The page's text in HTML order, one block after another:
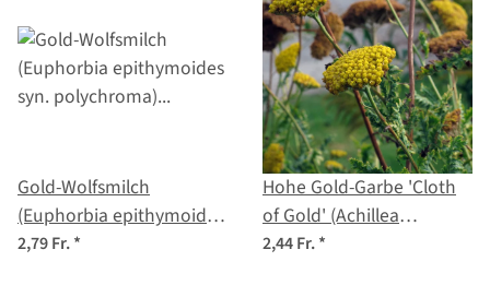
Gold-Wolfsmilch
(Euphorbia epithymoides
syn. polychroma) Samen
2,79 Fr.*
Hohe Gold-Garbe 'Cloth
of Gold' (Achillea
filipendulina) Samen
2,44 Fr.*